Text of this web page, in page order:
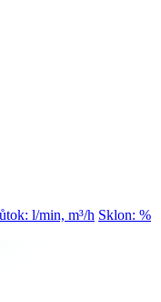
l/min, m³/h Sklon: %